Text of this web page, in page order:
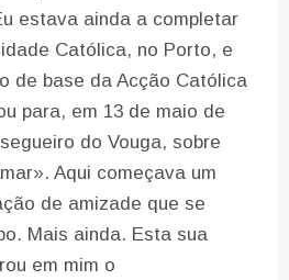
estava ainda a completar
Católica, no Porto, e
de base da Acção Católica
para, em 13 de maio de
do Vouga, sobre
Aqui começava um
de amizade que se
Mais ainda. Esta sua
em mim o